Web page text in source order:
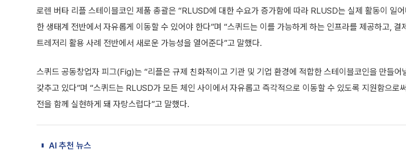
로렌 버타 리플 스테이블코인 제품 총괄은 “RLUSD에 대한 수요가 증가함에 따라 RLUSD는 실제 활동이 일
한 생태계 전반에서 자유롭게 이동할 수 있어야 한다”며 “스퀴드는 이를 가능하게 하는 인프라를 제공하고, 결
트레저리 활용 사례 전반에서 새로운 가능성을 열어준다”고 말했다.
스퀴드 공동창업자 피그(Fig)는 “리플은 규제 친화적이고 기관 및 기업 환경에 적합한 스테이블코인을 만들어
갖추고 있다”며 “스퀴드는 RLUSD가 모든 체인 사이에서 자유롭고 즉각적으로 이동할 수 있도록 지원함으로
전을 함께 실현하게 돼 자랑스럽다”고 말했다.
AI 추천 뉴스